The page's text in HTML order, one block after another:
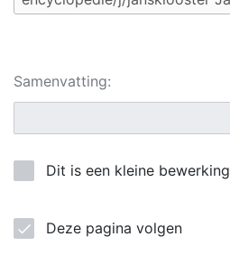
Samenvatting:
Dit is een kleine bewerking
Deze pagina volgen